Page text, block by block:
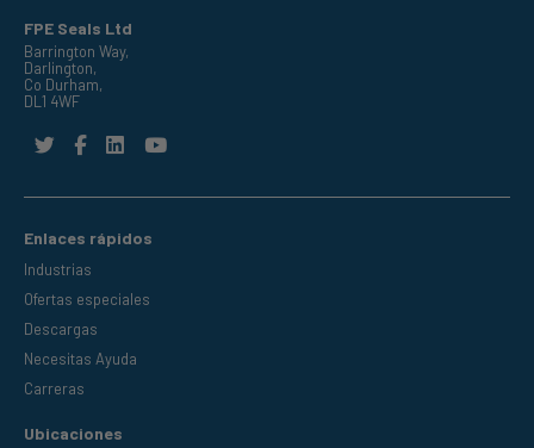
FPE Seals Ltd
Barrington Way,
Darlington,
Co Durham,
DL1 4WF
Enlaces rápidos
Industrias
Ofertas especiales
Descargas
Necesitas Ayuda
Carreras
Ubicaciones